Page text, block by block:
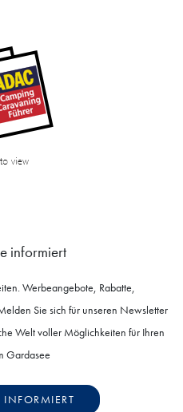
informiert
Werbeangebote, Rabatte,
Sie sich für unseren Newsletter
Welt voller Möglichkeiten für Ihren
Gardasee
INFORMIERT